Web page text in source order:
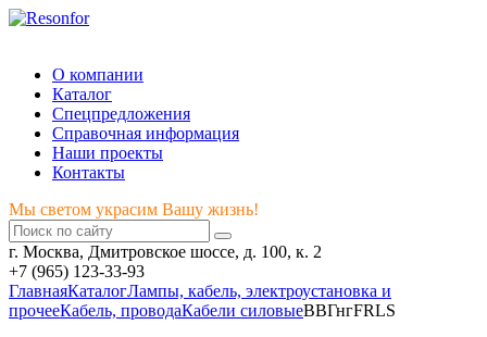
О компании
Каталог
Спецпредложения
Справочная информация
Наши проекты
Контакты
Мы светом украсим Вашу жизнь!
г. Москва, Дмитровское шоссе, д. 100, к. 2
+7 (965) 123-33-93
ГлавнаяКаталогЛампы, кабель, электроустановка и
прочееКабель, проводаКабели силовыеВВГнгFRLS